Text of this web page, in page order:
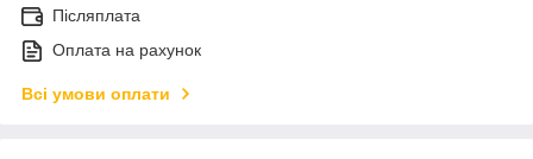
Післяплата
Оплата на рахунок
Всі умови оплати